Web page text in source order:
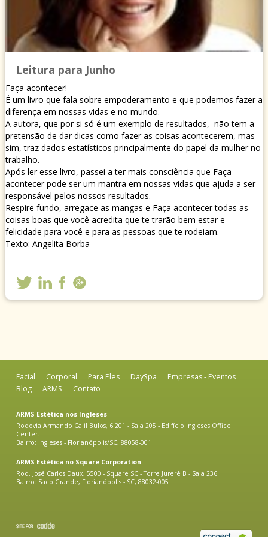
Leitura para Junho
Faça acontecer!
É um livro que fala sobre empoderamento e que podemos fazer a
diferença em nossas vidas e no mundo.
A autora, que por si só é um exemplo de resultados, não tem a
pretensão de dar dicas como fazer as coisas acontecerem, mas
sim, traz dados estatísticos principalmente do papel da mulher no
trabalho.
Após ler esse livro, passei a ter mais consciência que Faça
acontecer pode ser um mantra em nossas vidas que ajuda a ser
responsável pelos nossos resultados.
Respire fundo, arregace as mangas e Faça acontecer todas as
coisas boas que você acredita que te trarão bem estar e
felicidade para você e para as pessoas que te rodeiam.
Texto: Angelita Borba
Facial Corporal Para Eles DaySpa
Empresas - Eventos
Blog
ARMS Contato
ARMS Estética nos Ingleses
Rodovia Armando Calil Bulos, 6.201 - Sala 205 - Edifício Ingleses Office
Center.
Bairro: Ingleses - Florianópolis/SC, 88058-001
ARMS Estética no Square Corporation
Rod. José Carlos Daux, 5500 - Square SC - Torre Jurerê B - Sala 236
Bairro: Saco Grande, Florianópolis - SC, 88032-005